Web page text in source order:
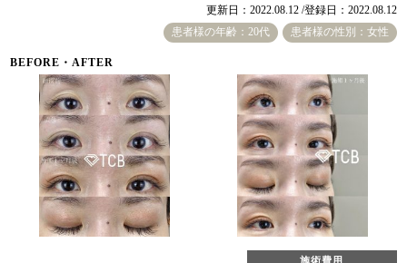
患者様の年齢：20代 患者様の性別：女性
更新日：2022.08.12 /登録日：2022.08.12
BEFORE・AFTER
施術費用